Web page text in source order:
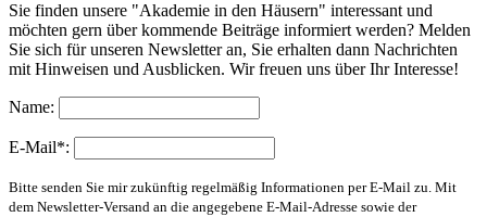
Sie finden unsere "Akademie in den Häusern" interessant und
möchten gern über kommende Beiträge informiert werden? Melden
Sie sich für unseren Newsletter an, Sie erhalten dann Nachrichten
mit Hinweisen und Ausblicken. Wir freuen uns über Ihr Interesse!
Name:
E-Mail*:
Bitte senden Sie mir zukünftig regelmäßig Informationen per E-Mail zu. Mit
dem Newsletter-Versand an die angegebene E-Mail-Adresse sowie der